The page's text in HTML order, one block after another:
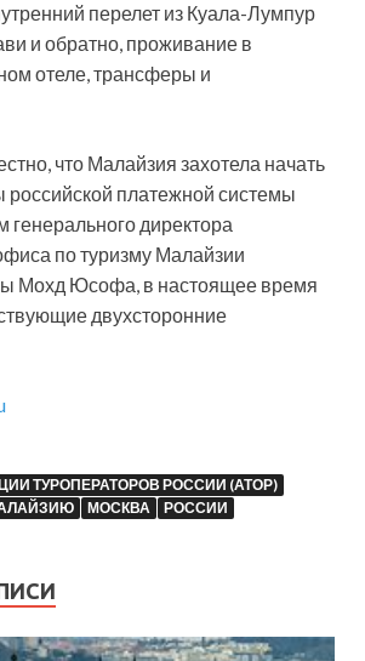
перелет из Куала-Лумпур
и обратно, проживание в
отеле, трансферы и
что Малайзия захотела начать
российской платежной системы
генерального директора
по туризму Малайзии
Мохд Юсофа, в настоящее время
двухсторонние
ТУРОПЕРАТОРОВ РОССИИ (АТОР)
МОСКВА РОССИИ